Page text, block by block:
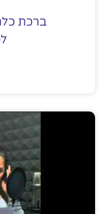
ברכת